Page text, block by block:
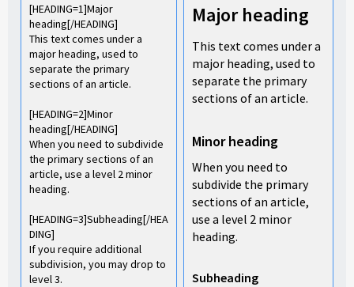
[HEADING=1]Major
heading[/HEADING]
This text comes under a
major heading, used to
separate the primary
sections of an article.
[HEADING=2]Minor
heading[/HEADING]
When you need to subdivide
the primary sections of an
article, use a level 2 minor
heading.
[HEADING=3]Subheading[/HEA
DING]
If you require additional
subdivision, you may drop to
level 3.
Major heading​
This text comes under a
major heading, used to
separate the primary
sections of an article.
Minor heading​
When you need to
subdivide the primary
sections of an article,
use a level 2 minor
heading.
Subheading​